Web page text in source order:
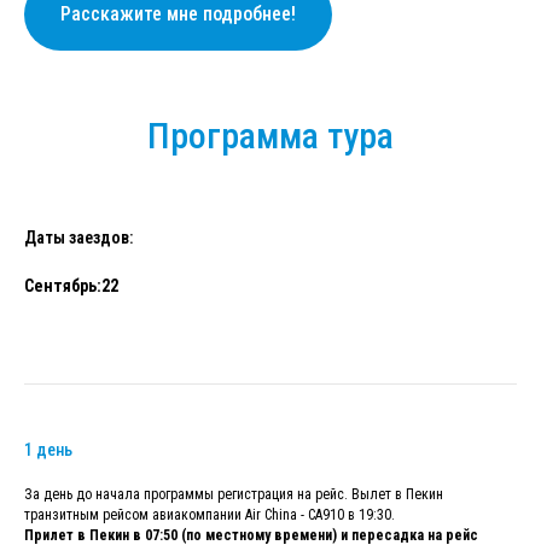
Расскажите мне подробнее!
Программа тура
Даты заездов:
Сентябрь:22
1 день
За день до начала программы регистрация на рейс. Вылет в Пекин
транзитным рейсом авиакомпании Air China - CA910 в 19:30.
Прилет в Пекин в 07:50 (по местному времени) и пересадка на рейс